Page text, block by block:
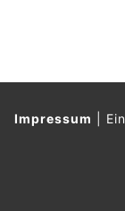
Bedeutung.
Warum